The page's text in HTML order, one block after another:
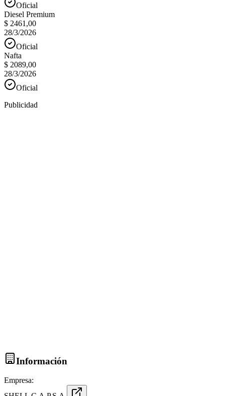
Oficial
Diesel Premium
$ 2461,00
28/3/2026
Oficial
Nafta
$ 2089,00
28/3/2026
Oficial
Publicidad
Información
Empresa: